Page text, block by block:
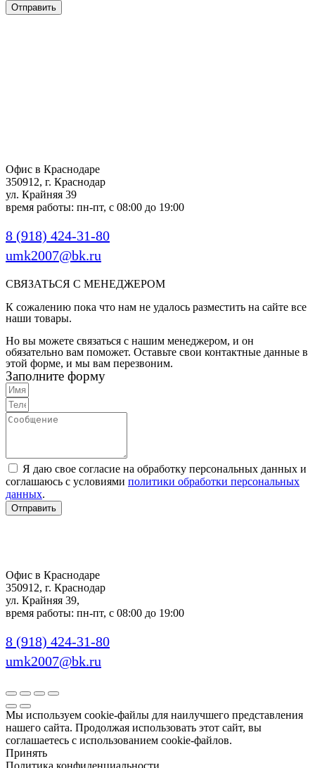
Отправить
Офис в Краснодаре
350912, г. Краснодар
ул. Крайняя 39
время работы: пн-пт, с 08:00 до 19:00
8 (918) 424-31-80
umk2007@bk.ru
СВЯЗАТЬСЯ С МЕНЕДЖЕРОМ
К сожалению пока что нам не удалось разместить на сайте все
наши товары.
Но вы можете связаться с нашим менеджером, и он
обязательно вам поможет. Оставьте свои контактные данные в
этой форме, и мы вам перезвоним.
Заполните форму
Я даю свое согласие на обработку персональных данных и
соглашаюсь с условиями политики обработки персональных
данных.
Отправить
Офис в Краснодаре
350912, г. Краснодар
ул. Крайняя 39,
время работы: пн-пт, с 08:00 до 19:00
8 (918) 424-31-80
umk2007@bk.ru
Мы используем cookie-файлы для наилучшего представления
нашего сайта. Продолжая использовать этот сайт, вы
соглашаетесь с использованием cookie-файлов.
Принять
Политика конфиденциальности